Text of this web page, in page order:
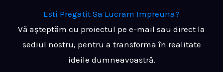
Esti Pregatit Sa Lucram Impreuna?
Vă așteptăm cu proiectul pe e-mail sau direct la
sediul nostru, pentru a transforma în realitate
ideile dumneavoastră.